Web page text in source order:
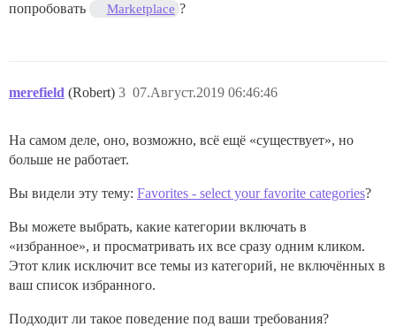
попробовать
Marketplace ?
merefield (Robert) 07.Август.2019 06:46:46
3
На самом деле, оно, возможно, всё ещё «существует», но
больше не работает.
Вы видели эту тему: Favorites - select your favorite categories?
Вы можете выбрать, какие категории включать в
«избранное», и просматривать их все сразу одним кликом.
Этот клик исключит все темы из категорий, не включённых в
ваш список избранного.
Подходит ли такое поведение под ваши требования?